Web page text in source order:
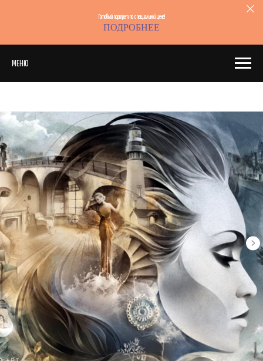
Готовый портрет по специальной цене!
ПОДРОБНЕЕ
МЕНЮ